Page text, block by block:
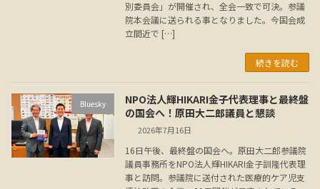
別委員会」が開催され、全会一致で可決。参議
院本会議に送られる事となりました。今国会成
立間近で […]
続きを読む
Bluesky
NPO法人輝HIKARI金子代表理事と最終盤
の国会へ！原田大二郎議員と懇談
2026年7月16日
16日午後、最終盤の国会へ。原田大二郎参議院
議員事務所をNPO法人輝HIKARI金子訓隆代表理
事と訪問。参議院に送付された医療的ケア児支